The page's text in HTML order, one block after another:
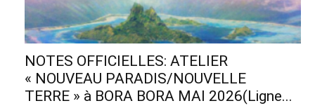
NOTES OFFICIELLES: ATELIER
« NOUVEAU PARADIS/NOUVELLE
TERRE » à BORA BORA MAI 2026(Ligne...